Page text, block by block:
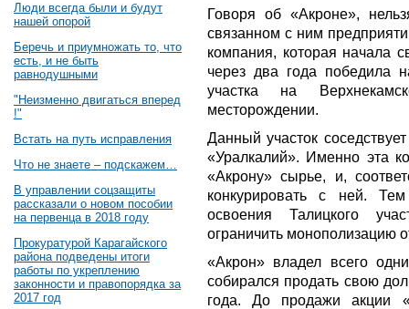
Люди всегда были и будут
нашей опорой
Беречь и приумножать то, что
есть, и не быть
равнодушными
"Неизменно двигаться вперед
!"
Встать на путь исправления
Что не знаете – подскажем…
В управлении соцзащиты
рассказали о новом пособии
на первенца в 2018 году
Прокуратурой Карагайского
района подведены итоги
работы по укреплению
законности и правопорядка за
2017 год
Говоря об «Акроне»,
связанном с ним
компания, которая начала
через два года победила
участка на
месторождении.
Данный участок
«Уралкалий». Именно эта
«Акрону» сырье, и,
конкурировать с ней.
освоения Талицкого
ограничить монополизацию
«Акрон» владел всего
собирался продать свою
года. До продажи акции